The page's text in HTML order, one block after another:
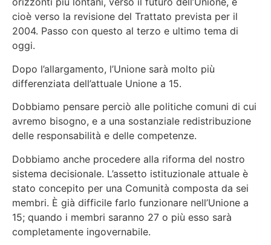
cioè verso la revisione del Trattato prevista per il
2004. Passo con questo al terzo e ultimo tema di
oggi.
Dopo l’allargamento, l’Unione sarà molto più
differenziata dell’attuale Unione a 15.
Dobbiamo pensare perciò alle politiche comuni di cui
avremo bisogno, e a una sostanziale redistribuzione
delle responsabilità e delle competenze.
Dobbiamo anche procedere alla riforma del nostro
sistema decisionale. L’assetto istituzionale attuale è
stato concepito per una Comunità composta da sei
membri. È già difficile farlo funzionare nell’Unione a
15; quando i membri saranno 27 o più esso sarà
completamente ingovernabile.